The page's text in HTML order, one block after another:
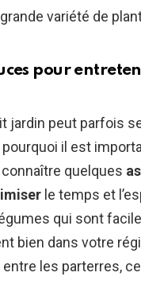
variété de
pour
jardin peut parfois
pourquoi il est
connaître quelques
le temps et
qui sont
bien dans votre
entre les parterres,